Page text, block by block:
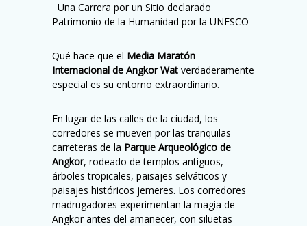
️ ️ Una Carrera por un Sitio declarado
Patrimonio de la Humanidad por la UNESCO
Qué hace que el Media Maratón
Internacional de Angkor Wat verdaderamente
especial es su entorno extraordinario.
En lugar de las calles de la ciudad, los
corredores se mueven por las tranquilas
carreteras de la Parque Arqueológico de
Angkor, rodeado de templos antiguos,
árboles tropicales, paisajes selváticos y
paisajes históricos jemeres. Los corredores
madrugadores experimentan la magia de
Angkor antes del amanecer, con siluetas